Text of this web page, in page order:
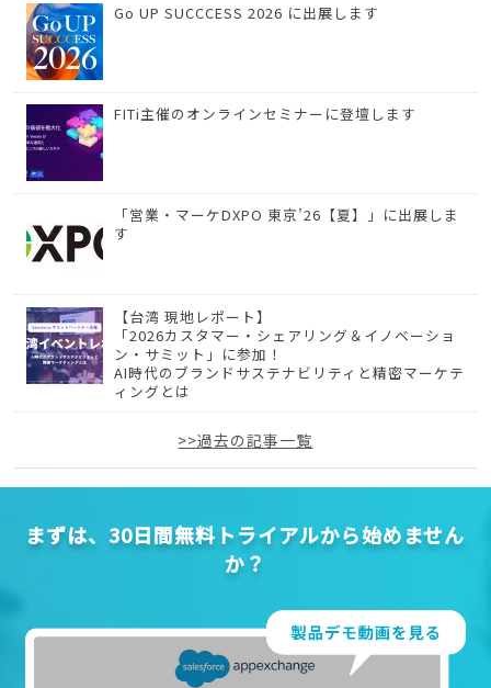
Go UP SUCCCESS 2026 に出展します
FITi主催のオンラインセミナーに登壇します
「営業・マーケDXPO 東京’26【夏】」に出展しま
す
【台湾 現地レポート】
「2026カスタマー・シェアリング＆イノベーショ
ン・サミット」に参加！
AI時代のブランドサステナビリティと精密マーケテ
ィングとは
>>過去の記事一覧
まずは、30日間無料トライアルから始めません
か？